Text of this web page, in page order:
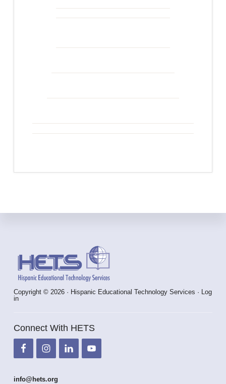
Copyright © 2026 · Hispanic Educational Technology Services · Log
in
Connect With HETS
info@hets.org